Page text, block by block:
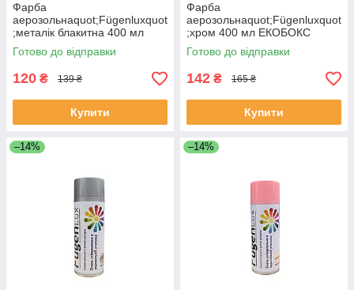
Фарба
аерозольнаquot;Fügenluxquot
;металік блакитна 400 мл
ЕКОБОКС
Готово до відправки
120 ₴ 139 ₴
Купити
Фарба
аерозольнаquot;Fügenluxquot
;хром 400 мл ЕКОБОКС
Готово до відправки
142 ₴ 165 ₴
Купити
–14% –14%